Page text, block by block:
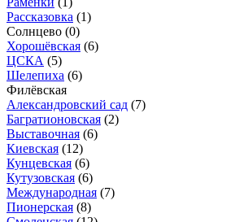
Рассказовка (1)
Солнцево (0)
Хорошёвская (6)
ЦСКА (5)
Шелепиха (6)
Филёвская
Александровский сад (7)
Багратионовская (2)
Выставочная (6)
Киевская (12)
Кунцевская (6)
Кутузовская (6)
Международная (7)
Пионерская (8)